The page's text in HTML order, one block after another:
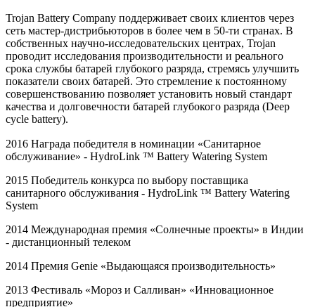
Trojan Battery Company поддерживает своих клиентов через
сеть мастер-дистрибьюторов в более чем в 50-ти странах. В
собственных научно-исследовательских центрах, Trojan
проводит исследования производительности и реального
срока службы батарей глубокого разряда, стремясь улучшить
показатели своих батарей. Это стремление к постоянному
совершенствованию позволяет установить новый стандарт
качества и долговечности батарей глубокого разряда (Deep
cycle battery).
2016 Награда победителя в номинации «Санитарное
обслуживание» - HydroLink ™ Battery Watering System
2015 Победитель конкурса по выбору поставщика
санитарного обслуживания - HydroLink ™ Battery Watering
System
2014 Международная премия «Солнечные проекты» в Индии
- дистанционный телеком
2014 Премия Genie «Выдающаяся производительность»
2013 Фестиваль «Мороз и Салливан» «Инновационное
предприятие»